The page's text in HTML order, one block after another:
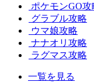
ポケモンGO攻
グラブル攻略
ウマ娘攻略
ナナオリ攻略
ラグマス攻略
一覧を見る